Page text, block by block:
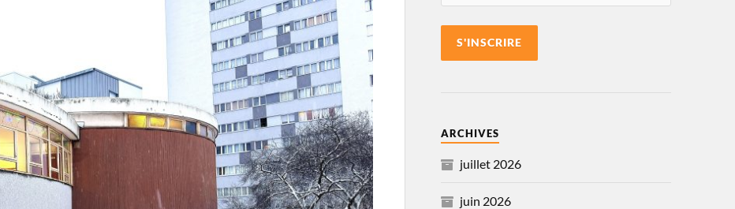
ARCHIVES
juillet 2026
juin 2026